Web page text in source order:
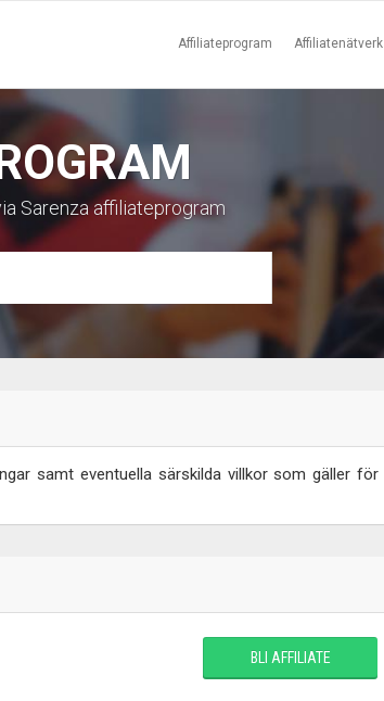
Affiliateprogram Affiliatenätverk
Sarenza affiliateprogram
samt eventuella särskilda villkor som gäller för
BLI AFFILIATE